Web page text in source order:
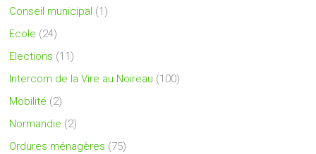
Conseil municipal (1)
Ecole (24)
Elections (11)
Intercom de la Vire au Noireau (100)
Mobilité (2)
Normandie (2)
Ordures ménagères (75)